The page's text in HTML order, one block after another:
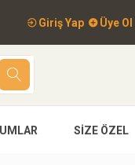
Giriş Yap Üye Ol
SIZE ÖZEL